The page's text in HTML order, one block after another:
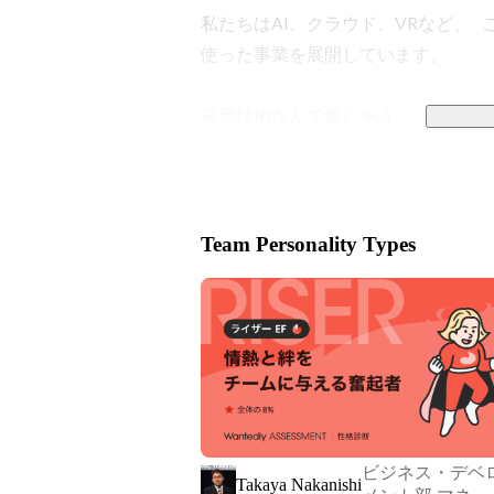
私たちはAI、クラウド、VRなど、
使った事業を展開しています。
未経験からAIエンジニア、クラウド
具体的な事業内容として、下記の
ーーー
１）クラウドサービスを企業に導入
お客様の課題に対してクラウドを
緒に考えて提案しています。多種多
や、運用時のサポート業務を行いま
Team Personality Types
Takaya Nakanishi
ビジネス・デベ